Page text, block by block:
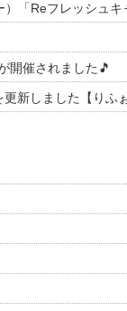
「Reフレッシュキ
開催されました🎵
新しました【りふ